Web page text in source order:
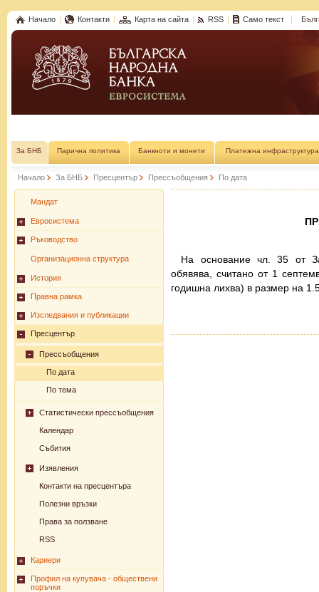
Начало Контакти Карта на сайта RSS Само текст
За БНБ Парична политика Банкноти и монети Платежна инфраструктура
Начало За БНБ Пресцентър Прессъобщения По дата
Мандат
Евросистема
Ръководство
Организационна структура
История
Правна рамка
Изследвания и публикации
Пресцентър
Прессъобщения
По дата
По тема
Статистически прессъобщения
Календар
Събития
Изявления
Контакти на пресцентъра
Полезни връзки
Права за ползване
RSS
Кариери
Профил на купувача - обществени
поръчки
На основание чл. 35 от
обявява, считано от 1
годишна лихва) в размер на